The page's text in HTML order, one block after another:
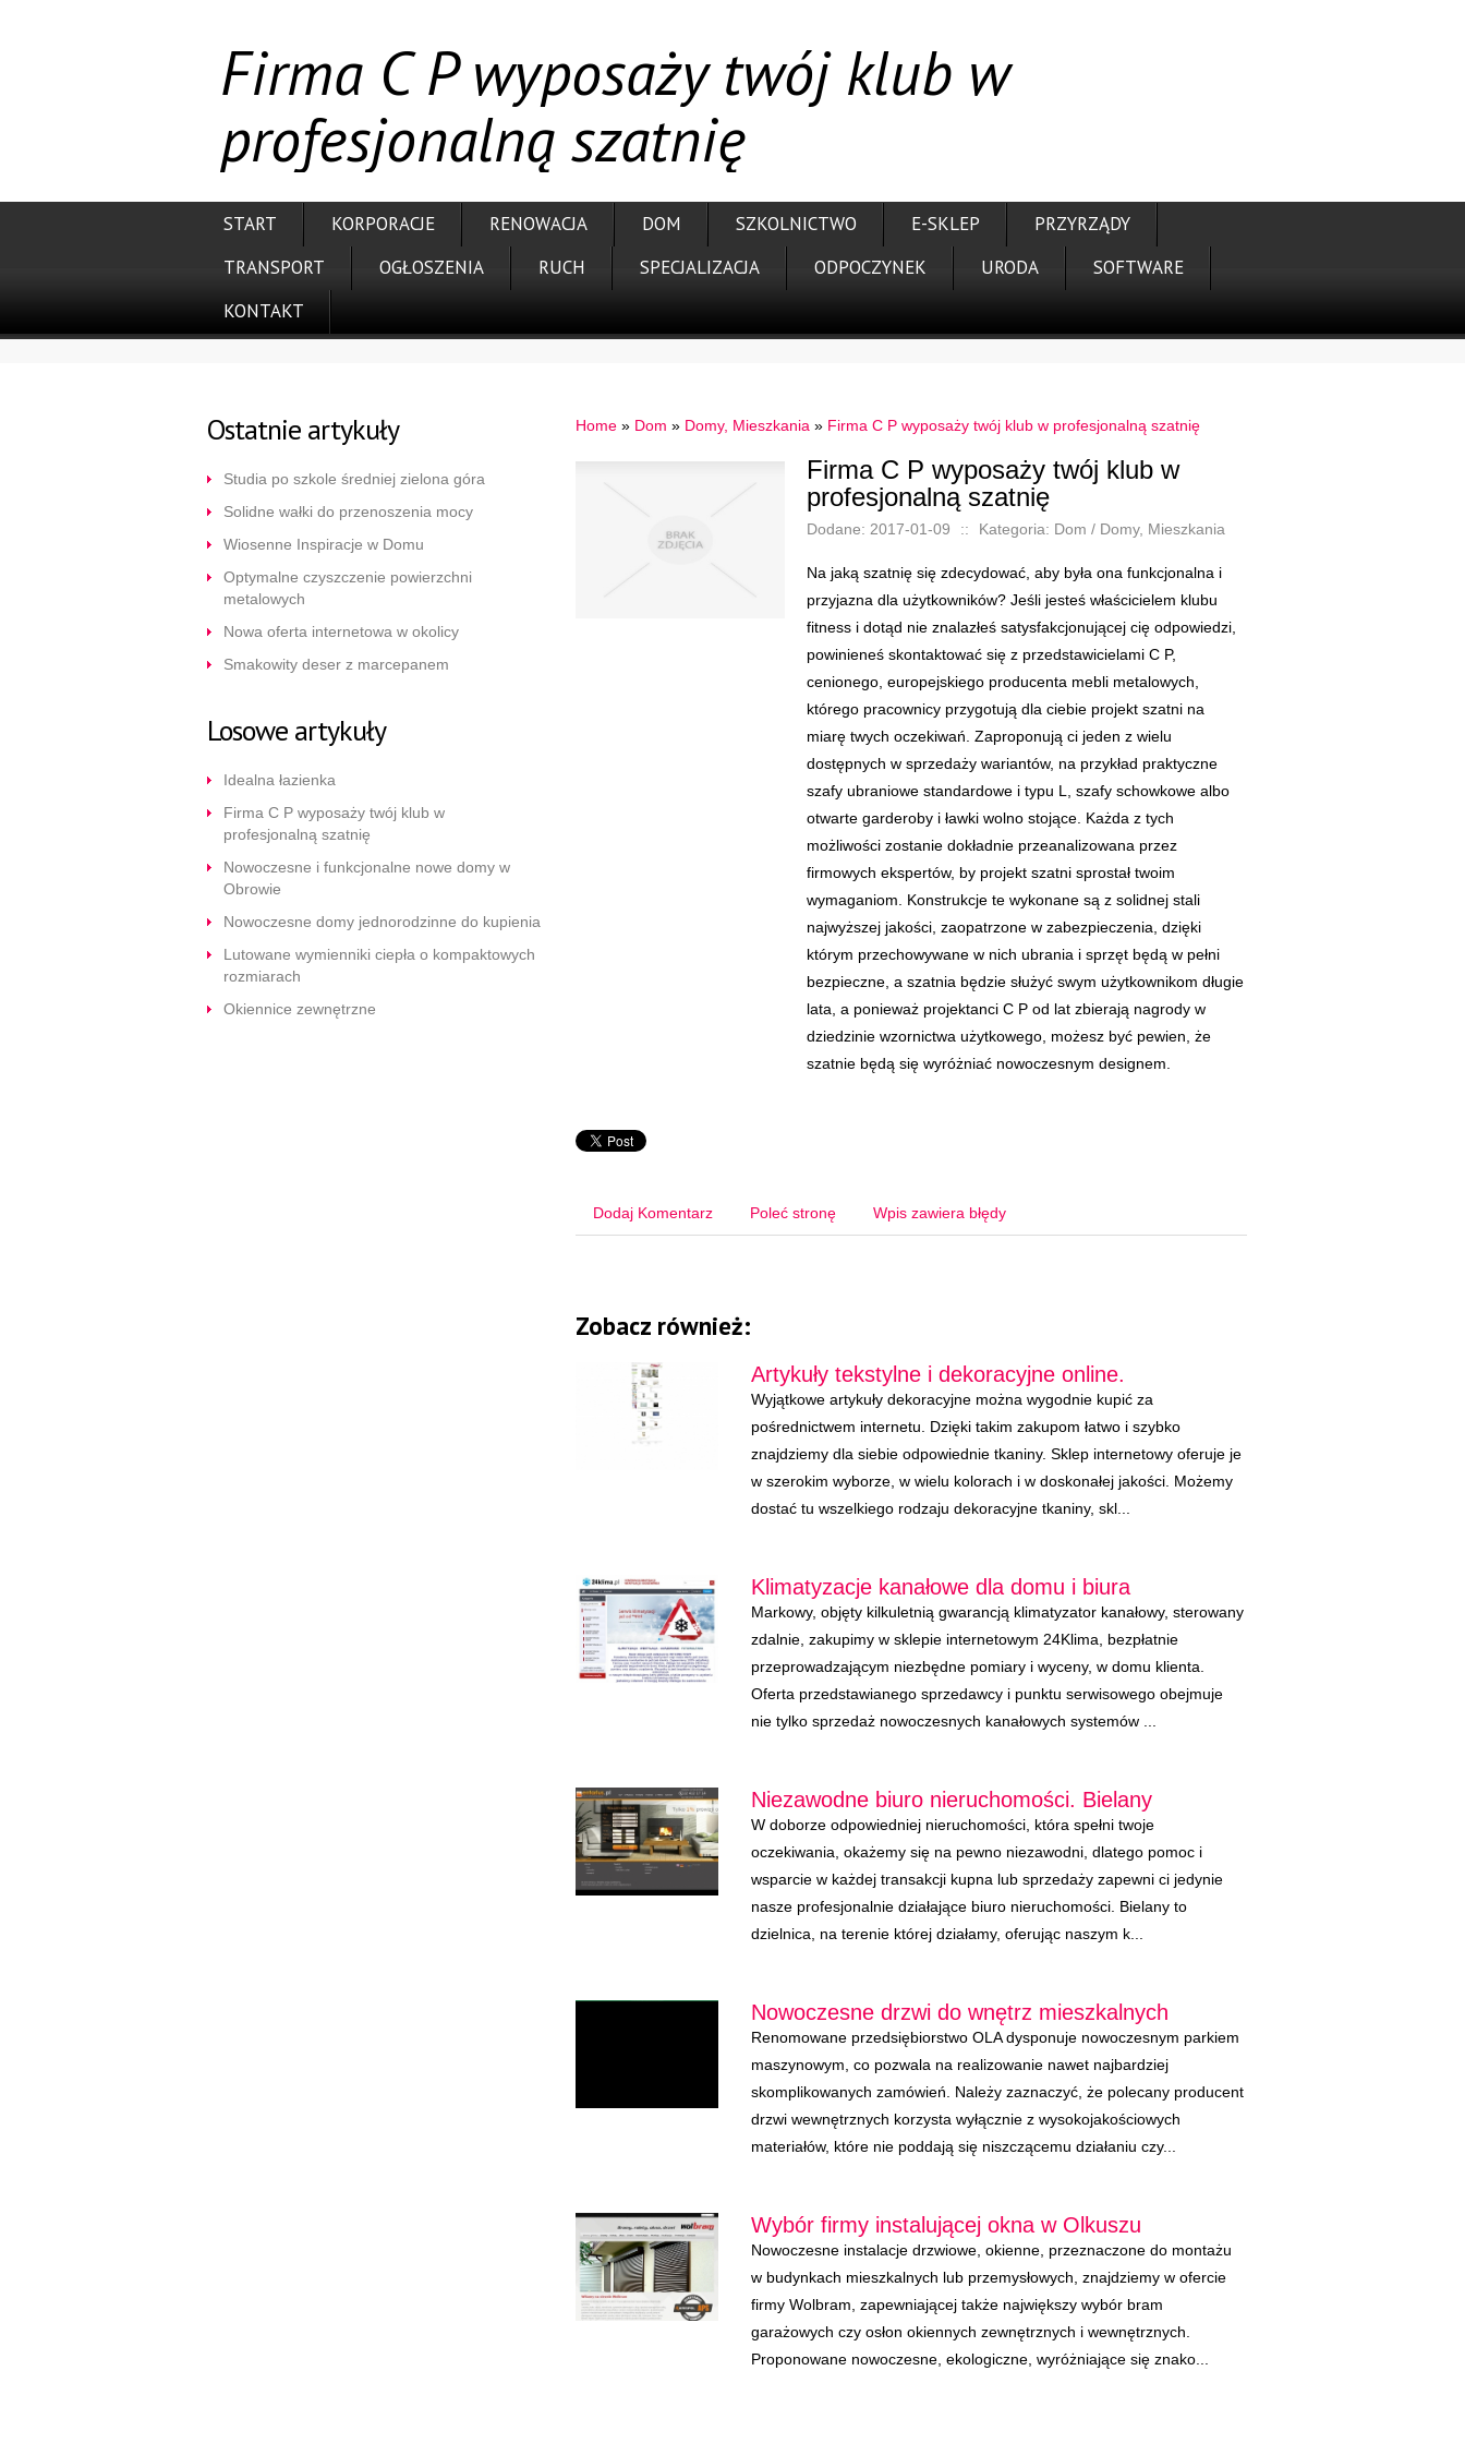
Firma C P wyposaży twój klub w
profesjonalną szatnię
START KORPORACJE RENOWACJA DOM SZKOLNICTWO E-SKLEP
PRZYRZĄDY
TRANSPORT
OGŁOSZENIA RUCH SPECJALIZACJA ODPOCZYNEK URODA
SOFTWARE
KONTAKT
Ostatnie artykuły
Studia po szkole średniej zielona góra
Solidne wałki do przenoszenia mocy
Wiosenne Inspiracje w Domu
Optymalne czyszczenie powierzchni
metalowych
Nowa oferta internetowa w okolicy
Smakowity deser z marcepanem
Losowe artykuły
Idealna łazienka
Firma C P wyposaży twój klub w
profesjonalną szatnię
Nowoczesne i funkcjonalne nowe domy w
Obrowie
Nowoczesne domy jednorodzinne do kupienia
Lutowane wymienniki ciepła o kompaktowych
rozmiarach
Okiennice zewnętrzne
Home» Dom » Domy, Mieszkania » Firma C P wyposaży twój klub w profesjonalną szatnię
Firma C P wyposaży twój klub w
profesjonalną szatnię
Dodane: 2017-01-09 :: Kategoria: Dom / Domy, Mieszkania
Na jaką szatnię się zdecydować, aby była ona funkcjonalna i
przyjazna dla użytkowników? Jeśli jesteś właścicielem klubu
fitness i dotąd nie znalazłeś satysfakcjonującej cię odpowiedzi,
powinieneś skontaktować się z przedstawicielami C P,
cenionego, europejskiego producenta mebli metalowych,
którego pracownicy przygotują dla ciebie projekt szatni na
miarę twych oczekiwań. Zaproponują ci jeden z wielu
dostępnych w sprzedaży wariantów, na przykład praktyczne
szafy ubraniowe standardowe i typu L, szafy schowkowe albo
otwarte garderoby i ławki wolno stojące. Każda z tych
możliwości zostanie dokładnie przeanalizowana przez
firmowych ekspertów, by projekt szatni sprostał twoim
wymaganiom. Konstrukcje te wykonane są z solidnej stali
najwyższej jakości, zaopatrzone w zabezpieczenia, dzięki
którym przechowywane w nich ubrania i sprzęt będą w pełni
bezpieczne, a szatnia będzie służyć swym użytkownikom długie
lata, a ponieważ projektanci C P od lat zbierają nagrody w
dziedzinie wzornictwa użytkowego, możesz być pewien, że
szatnie będą się wyróżniać nowoczesnym designem.
Dodaj Komentarz Poleć stronę Wpis zawiera błędy
Zobacz również:
Artykuły tekstylne i dekoracyjne online.
Wyjątkowe artykuły dekoracyjne można wygodnie kupić za
pośrednictwem internetu. Dzięki takim zakupom łatwo i szybko
znajdziemy dla siebie odpowiednie tkaniny. Sklep internetowy oferuje je
w szerokim wyborze, w wielu kolorach i w doskonałej jakości. Możemy
dostać tu wszelkiego rodzaju dekoracyjne tkaniny, skl...
Klimatyzacje kanałowe dla domu i biura
Markowy, objęty kilkuletnią gwarancją klimatyzator kanałowy, sterowany
zdalnie, zakupimy w sklepie internetowym 24Klima, bezpłatnie
przeprowadzającym niezbędne pomiary i wyceny, w domu klienta.
Oferta przedstawianego sprzedawcy i punktu serwisowego obejmuje
nie tylko sprzedaż nowoczesnych kanałowych systemów ...
Niezawodne biuro nieruchomości. Bielany
W doborze odpowiedniej nieruchomości, która spełni twoje
oczekiwania, okażemy się na pewno niezawodni, dlatego pomoc i
wsparcie w każdej transakcji kupna lub sprzedaży zapewni ci jedynie
nasze profesjonalnie działające biuro nieruchomości. Bielany to
dzielnica, na terenie której działamy, oferując naszym k...
Nowoczesne drzwi do wnętrz mieszkalnych
Renomowane przedsiębiorstwo OLA dysponuje nowoczesnym parkiem
maszynowym, co pozwala na realizowanie nawet najbardziej
skomplikowanych zamówień. Należy zaznaczyć, że polecany producent
drzwi wewnętrznych korzysta wyłącznie z wysokojakościowych
materiałów, które nie poddają się niszczącemu działaniu czy...
Wybór firmy instalującej okna w Olkuszu
Nowoczesne instalacje drzwiowe, okienne, przeznaczone do montażu
w budynkach mieszkalnych lub przemysłowych, znajdziemy w ofercie
firmy Wolbram, zapewniającej także największy wybór bram
garażowych czy osłon okiennych zewnętrznych i wewnętrznych.
Proponowane nowoczesne, ekologiczne, wyróżniające się znako...